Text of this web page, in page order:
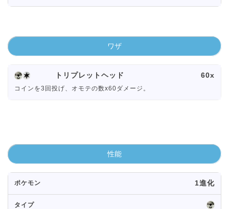
ワザ
トリプレットヘッド 60x
コインを3回投げ、オモテの数x60ダメージ。
性能
ポケモン 1進化
タイプ